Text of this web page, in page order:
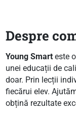
Despre
Young Smarteste
unei educații de
doar. Prin lecții
fiecărui elev.
obțină rezultate